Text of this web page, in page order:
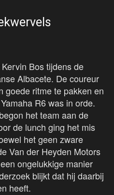
Bos tijdens de
Albacete. De coureur
goede ritme te pakken en
R6 was in orde.
het team aan de
de lunch ging het mis
het geen zware
Van der Heyden Motors
ongelukkige manier
blijkt dat hij daarbij
heeft.